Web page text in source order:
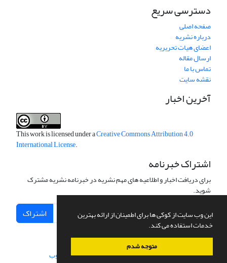
این وب سایت از کوکی ها برای اطمینان از ارائه بهترین
خدمات استفاده می کند.
متوجه شدم
دسترسی سریع
صفحه اصلی
درباره نشریه
اعضای هیات تحریریه
ارسال مقاله
تماس با ما
نقشه سایت
آخرین اخبار
This work is licensed under aCreative Commons Attribution 4.0
International License.
اشتراک خبرنامه
برای دریافت اخبار و اطلاعیه های مهم نشریه در خبرنامه نشریه مشترک
شوید.
اشتراک
سامانه مدیریت نشریات علمی.طراحی و پیاده سازی از سیناوب